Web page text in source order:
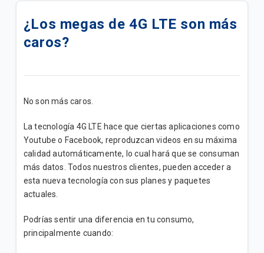
¿Cómo comprar paquetes o saldo desde Mango?
Paquetigos Ilimitados con Tigo Sports✨
Siempre conectado con el Roaming de Tigo✈️
Actualización de tu Buzón de Voz en fecha 23-04📩
Tigo Flex: Todo lo que necesitás saber de tu
suscripción
Inconvenientes al activar Paquetigos en zonas
fronterizas.
¿Los megas de 4G LTE son más
caros?
No son más caros.
La tecnología 4G LTE hace que ciertas aplicaciones como
Youtube o Facebook, reproduzcan videos en su máxima
calidad automáticamente, lo cual hará que se consuman
más datos. Todos nuestros clientes, pueden acceder a
esta nueva tecnología con sus planes y paquetes
actuales.
Podrías sentir una diferencia en tu consumo,
principalmente cuando: